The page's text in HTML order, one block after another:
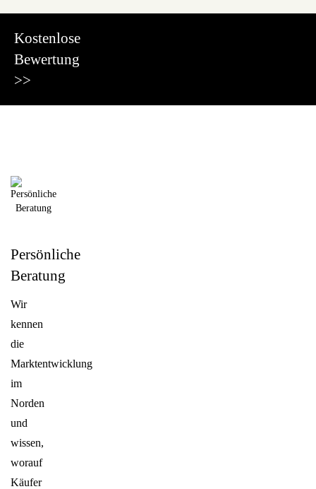
Kostenlose
Bewertung
>>
Persönliche
Beratung
Wir
kennen
die
Marktentwicklung
im
Norden
und
wissen,
worauf
Käufer